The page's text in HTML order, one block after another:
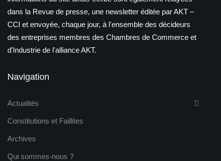
dans la Revue de presse, une newsletter éditée par AKT –
CCI et envoyée, chaque jour, à l'ensemble des décideurs
des entreprises membres des Chambres de Commerce et
d'Industrie de l'alliance AKT.
Navigation
Actualités
Constitutions et Faillites
Archives
Qui sommes-nous ?